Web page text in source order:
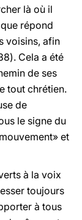
là où il
répond
voisins, afin
Cela a été
de ses
tout chrétien.
de
le signe du
et
à la voix
toujours
à tous